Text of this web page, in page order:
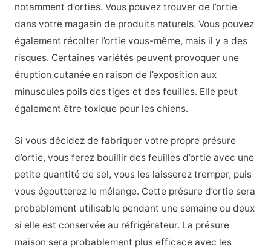
notamment d’orties. Vous pouvez trouver de l’ortie
dans votre magasin de produits naturels. Vous pouvez
également récolter l’ortie vous-même, mais il y a des
risques. Certaines variétés peuvent provoquer une
éruption cutanée en raison de l’exposition aux
minuscules poils des tiges et des feuilles. Elle peut
également être toxique pour les chiens.
Si vous décidez de fabriquer votre propre présure
d’ortie, vous ferez bouillir des feuilles d’ortie avec une
petite quantité de sel, vous les laisserez tremper, puis
vous égoutterez le mélange. Cette présure d’ortie sera
probablement utilisable pendant une semaine ou deux
si elle est conservée au réfrigérateur. La présure
maison sera probablement plus efficace avec les